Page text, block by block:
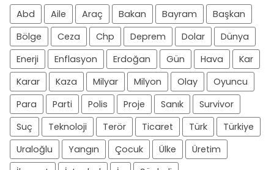
Abd Aile Araç Bakan Bayram
Başkan
Bölge
Ceza Chp Deprem Dolar
Dünya
Enerji
Enflasyon Erdoğan Gün Hava
Kar
Karar
Kaza Milyar Milyon Olay
Oyuncu
Para
Parti Polis Proje Sanık
Survivor
Suç
Teknoloji Terör Ticaret Türk
Türkiye
Uraloğlu
Yangın Çocuk Ülke
Üretim